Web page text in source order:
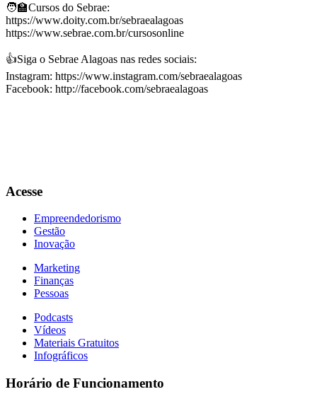
🧑‍🏫Cursos do Sebrae:
https://www.doity.com.br/sebraealagoas
https://www.sebrae.com.br/cursosonline
👍Siga o Sebrae Alagoas nas redes sociais:
Instagram: https://www.instagram.com/sebraealagoas
Facebook: http://facebook.com/sebraealagoas
Acesse
Empreendedorismo
Gestão
Inovação
Marketing
Finanças
Pessoas
Podcasts
Vídeos
Materiais Gratuitos
Infográficos
Horário de Funcionamento